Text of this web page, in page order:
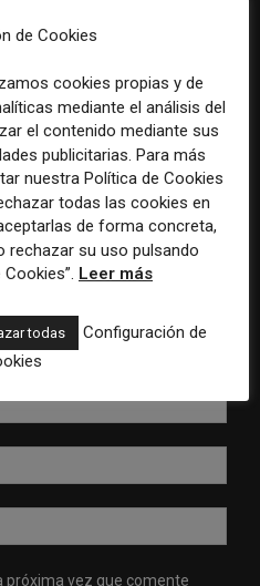
web:
próxima vez que comente
de Cookies
cookies propias y de
mediante el análisis del
el contenido mediante sus
publicitarias. Para más
nuestra Política de Cookies
todas las cookies en
de forma concreta,
rechazar su uso pulsando
Leer más
todas
Configuración de